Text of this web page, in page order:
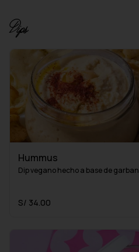
Dips
Hummus
Dip vegano hecho a base de
S/ 34.00